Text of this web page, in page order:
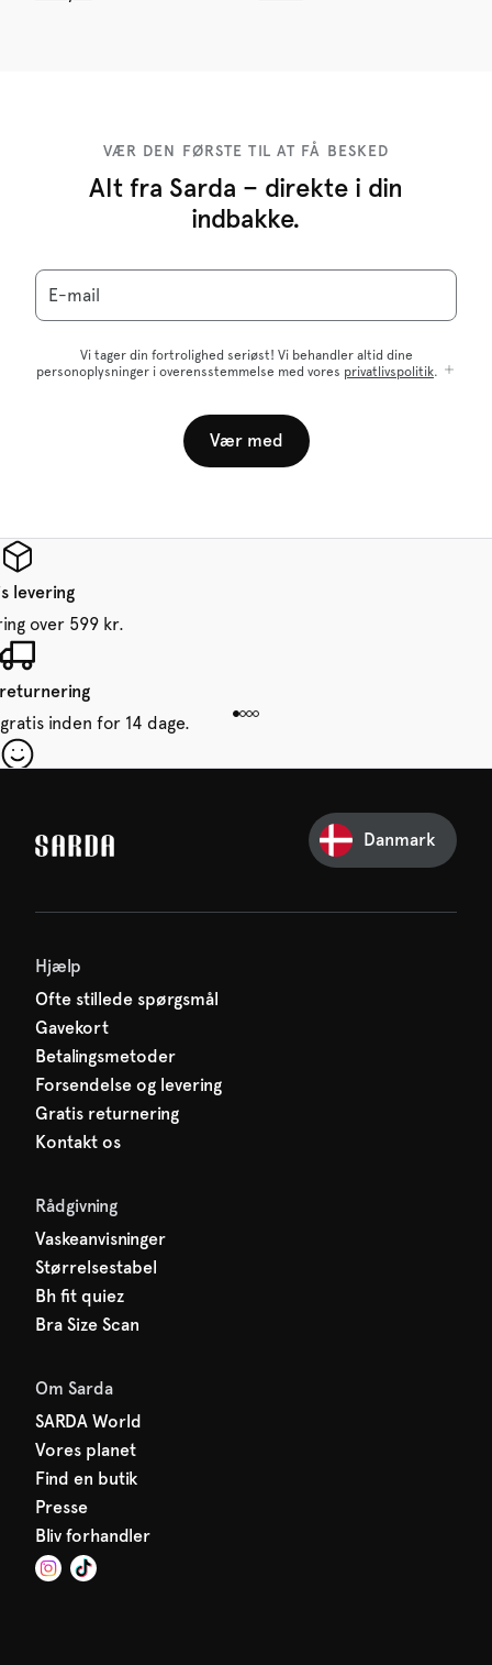
VÆR DEN FØRSTE TIL AT FÅ BESKED
Alt fra Sarda – direkte i din
indbakke.
E-mail
Vi tager din fortrolighed seriøst! Vi behandler altid dine
personoplysninger i overensstemmelse med vores privatlivspolitik.
Vær med
levering
over 599 kr.
inden for 14 dage.
allerede på dig!
Danmark
Hjælp
Ofte stillede spørgsmål
Gavekort
Betalingsmetoder
Forsendelse og levering
Gratis returnering
Kontakt os
Rådgivning
Vaskeanvisninger
Størrelsestabel
Bh fit quiez
Bra Size Scan
Om Sarda
SARDA World
Vores planet
Find en butik
Presse
Bliv forhandler